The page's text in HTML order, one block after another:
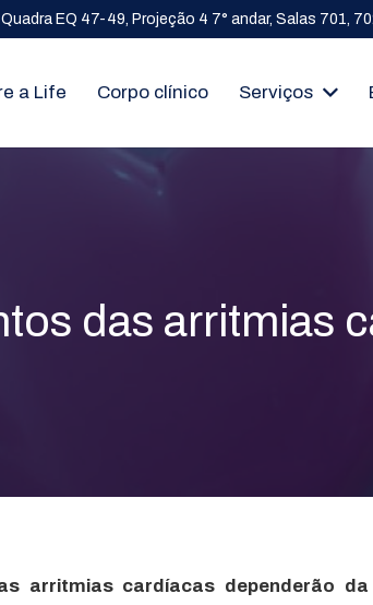
Quadra EQ 47-49, Projeção 4 7° andar, Salas 701,
a Life Corpo clínico Serviços
das arritmias
arritmias cardíacas dependerão da